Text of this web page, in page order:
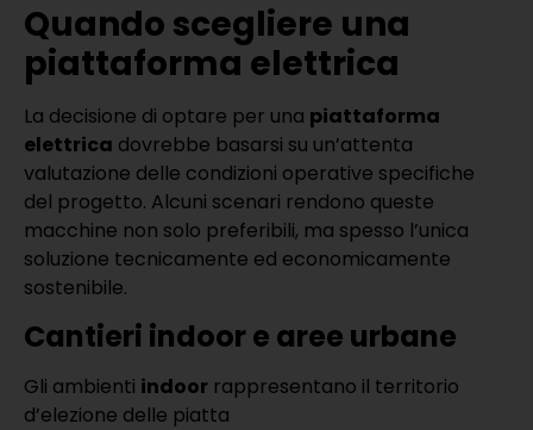
Quando scegliere una
piattaforma elettrica
La decisione di optare per una piattaforma
elettrica dovrebbe basarsi su un’attenta
valutazione delle condizioni operative specifiche
del progetto. Alcuni scenari rendono queste
macchine non solo preferibili, ma spesso l’unica
soluzione tecnicamente ed economicamente
sostenibile.
Cantieri indoor e aree urbane
Gli ambienti indoor rappresentano il territorio
d’elezione delle piatta